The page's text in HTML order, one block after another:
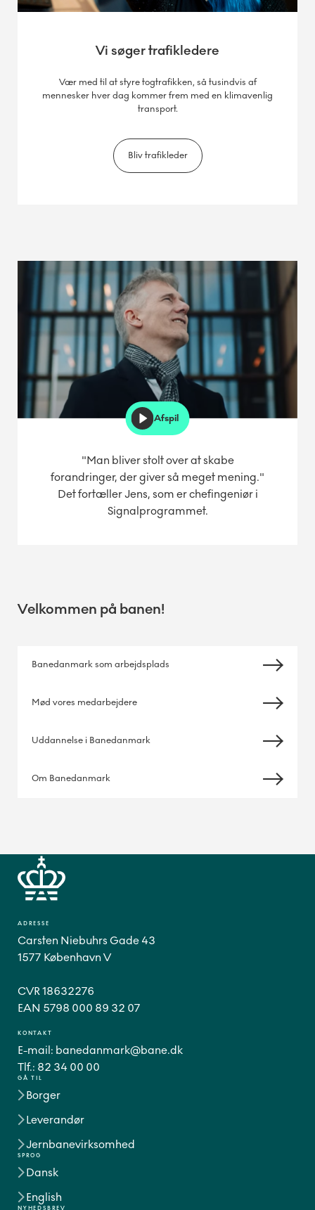
Vi søger trafikledere
Vær med til at styre togtrafikken, så tusindvis af
mennesker hver dag kommer frem med en klimavenlig
transport.
Bliv trafikleder
"Man bliver stolt over at skabe
forandringer, der giver så meget mening."
Det fortæller Jens, som er chefingeniør i
Signalprogrammet.
Afspil
Velkommen på banen!
Banedanmark som arbejdsplads
Mød vores medarbejdere
Uddannelse i Banedanmark
Om Banedanmark
GÅ TIL
Borger
Leverandør
Jernbanevirksomhed
SPROG
Dansk
English
ADRESSE
Carsten Niebuhrs Gade 43
1577 København V
CVR 18632276
EAN 5798 000 89 32 07
KONTAKT
E-mail: banedanmark@bane.dk
Tlf.: 82 34 00 00
NYHEDSBREV